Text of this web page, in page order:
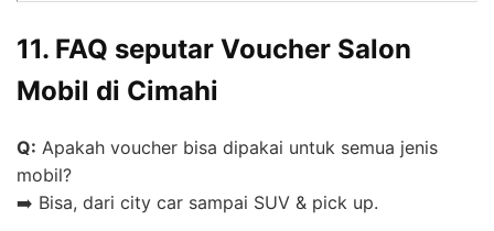
11. FAQ seputar Voucher Salon
Mobil di Cimahi
Q: Apakah voucher bisa dipakai untuk semua jenis
mobil?
➡️ Bisa, dari city car sampai SUV & pick up.